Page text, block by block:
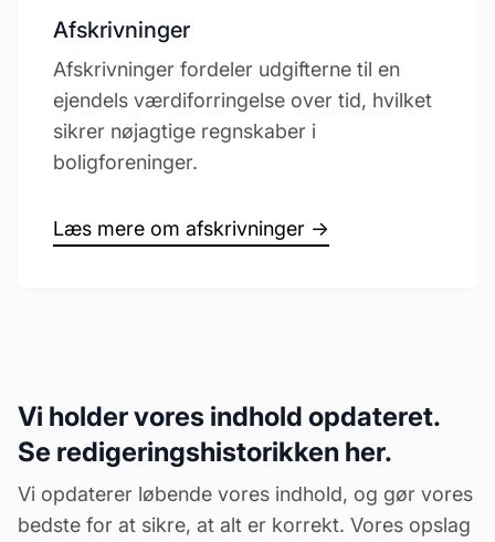
Afskrivninger
Afskrivninger fordeler udgifterne til en
ejendels værdiforringelse over tid, hvilket
sikrer nøjagtige regnskaber i
boligforeninger.
Læs mere om afskrivninger →
Vi holder vores indhold opdateret.
Se redigeringshistorikken her.
Vi opdaterer løbende vores indhold, og gør vores
bedste for at sikre, at alt er korrekt. Vores opslag